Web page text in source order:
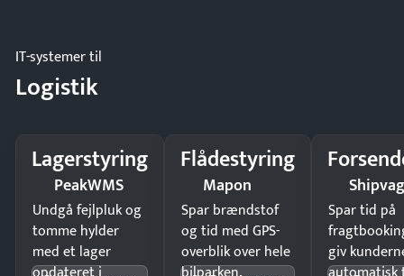
IT-systemer til
Logistik
Lagerstyring
PeakWMS
Undgå fejlpluk og
tomme hylder
med et lager
Flådestyring
Mapon
Spar brændstof
og tid med GPS-
overblik over hele
Spar tid på
giv